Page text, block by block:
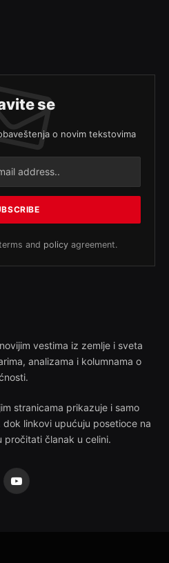
se
o novim tekstovima
and policy agreement.
vestima iz zemlje i sveta
analizama i kolumnama o
stranicama prikazuje i samo
linkovi upućuju posetioce na
pročitati članak u celini.
YouTube